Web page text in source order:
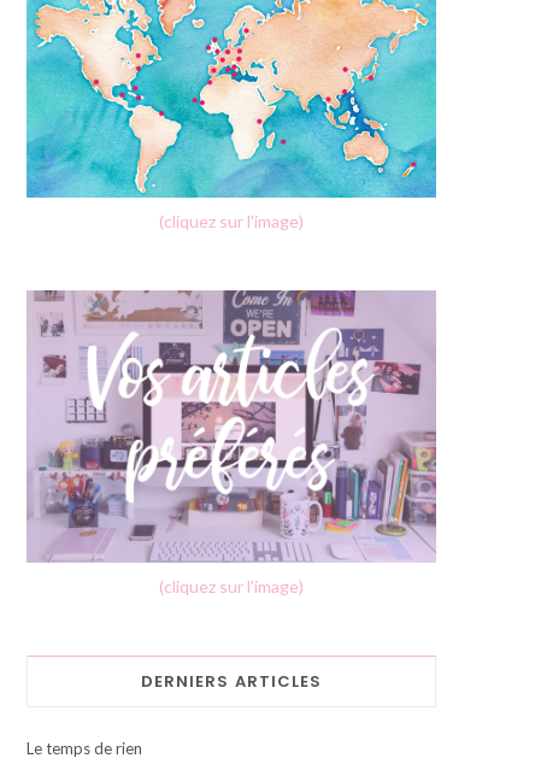
(cliquez sur l'image)
(cliquez sur l'image)
DERNIERS ARTICLES
Le temps de rien